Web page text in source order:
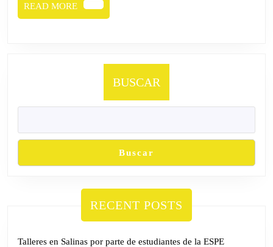
READ MORE
READ
MORE
BUSCAR
Buscar
RECENT POSTS
Talleres en Salinas por parte de estudiantes de la ESPE